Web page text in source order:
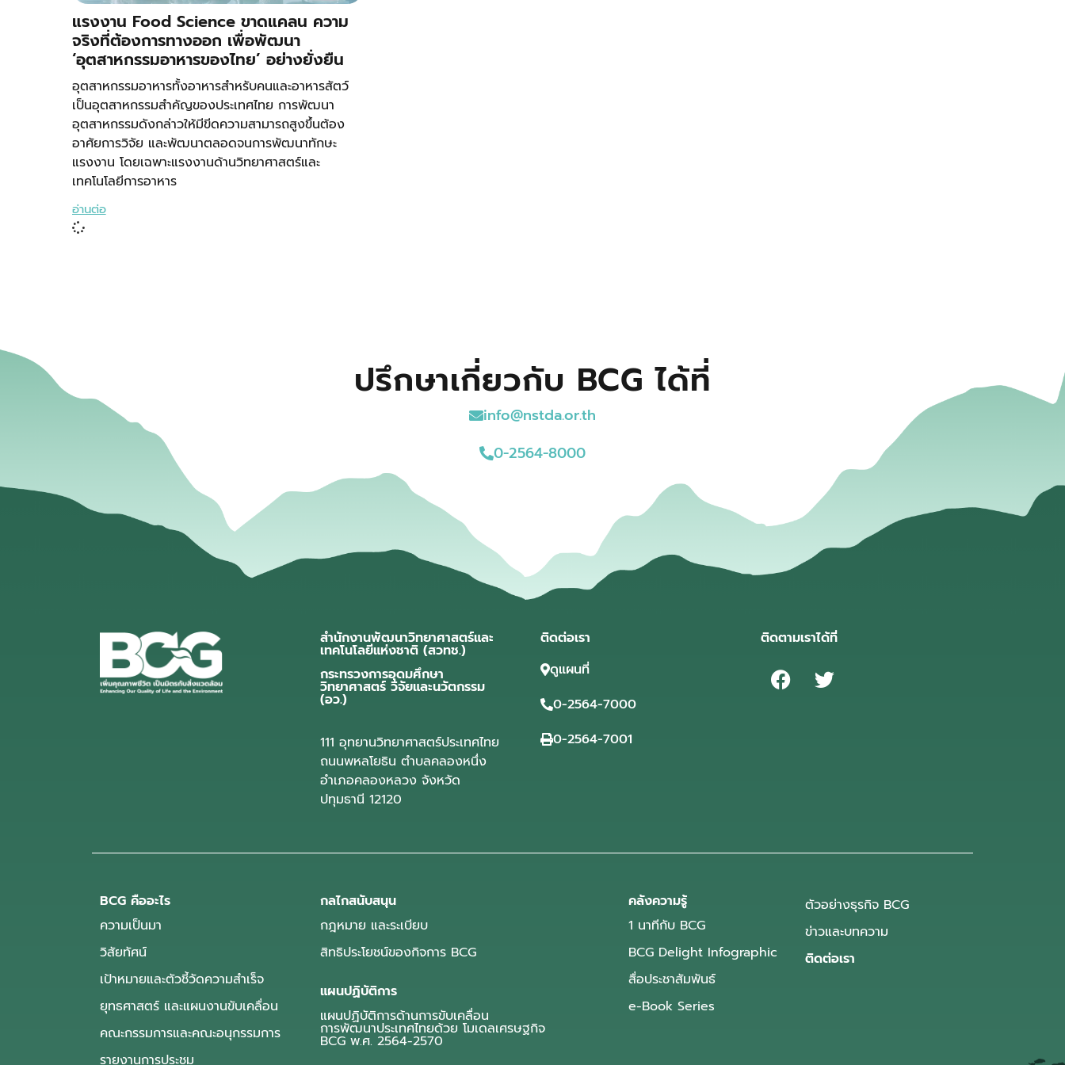
แรงงาน Food Science ขาดแคลน ความ
จริงที่ต้องการทางออก เพื่อพัฒนา
‘อุตสาหกรรมอาหารของไทย’ อย่างยั่งยืน
อุตสาหกรรมอาหารทั้งอาหารสำหรับคนและอาหารสัตว์
เป็นอุตสาหกรรมสำคัญของประเทศไทย การพัฒนา
อุตสาหกรรมดังกล่าวให้มีขีดความสามารถสูงขึ้นต้อง
อาศัยการวิจัย และพัฒนาตลอดจนการพัฒนาทักษะ
แรงงาน โดยเฉพาะแรงงานด้านวิทยาศาสตร์และ
เทคโนโลยีการอาหาร
อ่านต่อ
ปรึกษาเกี่ยวกับ BCG ได้ที่
info@nstda.or.th
0-2564-8000
สำนักงานพัฒนาวิทยาศาสตร์และ
เทคโนโลยีแห่งชาติ (สวทช.)
กระทรวงการอุดมศึกษา
วิทยาศาสตร์ วิจัยและนวัตกรรม
(อว.)
111 อุทยานวิทยาศาสตร์ประเทศไทย
ถนนพหลโยธิน ตำบลคลองหนึ่ง
อำเภอคลองหลวง จังหวัด
ปทุมธานี 12120
ติดต่อเรา
ดูแผนที่
0-2564-7000
0-2564-7001
ติดตามเราได้ที่
BCG คืออะไร
ความเป็นมา
วิสัยทัศน์
เป้าหมายและตัวชี้วัดความสำเร็จ
ยุทธศาสตร์ และแผนงานขับเคลื่อน
คณะกรรมการและคณะอนุกรรมการ
รายงานการประชุม
กลไกสนับสนุน
กฎหมาย และระเบียบ
สิทธิประโยชน์ของกิจการ BCG
แผนปฏิบัติการ
แผนปฏิบัติการด้านการขับเคลื่อน
การพัฒนาประเทศไทยด้วย โมเดลเศรษฐกิจ
BCG พ.ศ. 2564-2570
คลังความรู้
1 นาทีกับ BCG
BCG Delight Infographic
สื่อประชาสัมพันธ์
e-Book Series
ตัวอย่างธุรกิจ BCG
ข่าวและบทความ
ติดต่อเรา